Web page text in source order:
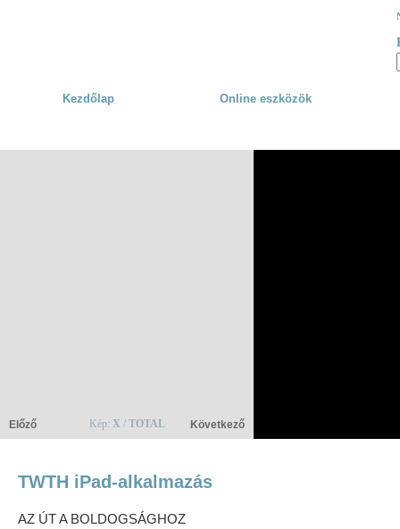
Kezdőlap Online eszközök
Kép: X / TOTAL
Előző Következő
TWTH iPad-alkalmazás
AZ ÚT A BOLDOGSÁGHOZ